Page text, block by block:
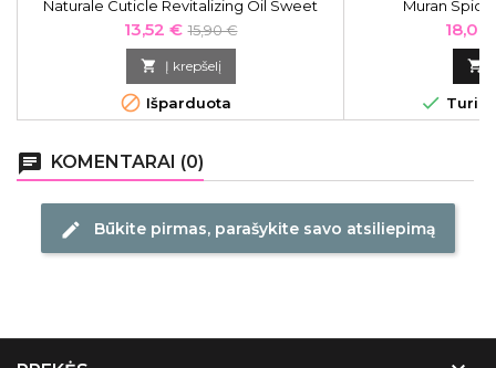
Naturale Cuticle Revitalizing Oil Sweet
Almond CNSC4274, 75 ml
Kaina
13,52 € Bazinė
kaina
15,90 €
 Į krepšelį
 Išparduota
Muran
Kaina
18,00


chat KOMENTARAI (0)
edit Būkite pirmas, parašykite savo atsiliepimą